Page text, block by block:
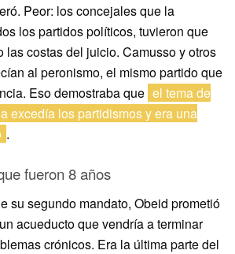
Peor: los concejales que la
los partidos políticos, tuvieron que
las costas del juicio. Camusso y otros
al peronismo, el mismo partido que
Eso demostraba que el tema de
excedía los partidismos y era una
.
fueron 8 años
su segundo mandato, Obeid prometió
acueducto que vendría a terminar
crónicos. Era la última parte del